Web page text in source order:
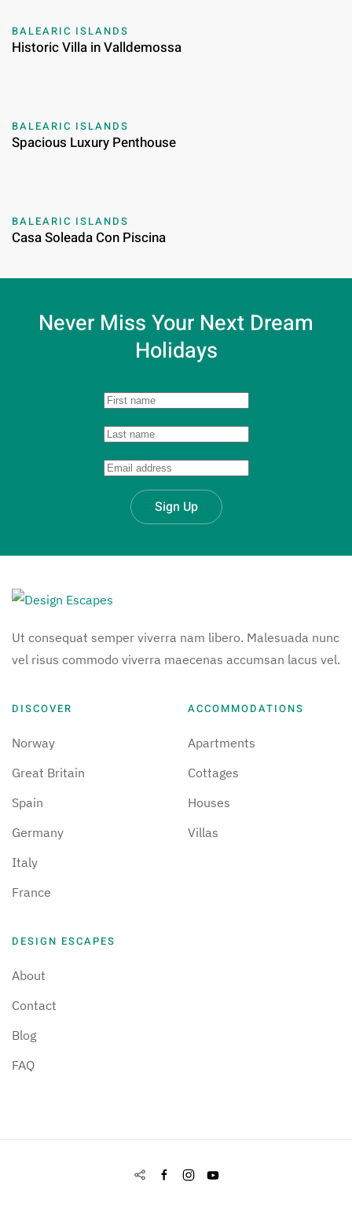
BALEARIC ISLANDS
Historic Villa in Valldemossa
BALEARIC ISLANDS
Spacious Luxury Penthouse
BALEARIC ISLANDS
Casa Soleada Con Piscina
Never Miss Your Next Dream
Holidays
Sign Up
Ut consequat semper viverra nam libero. Malesuada nunc
vel risus commodo viverra maecenas accumsan lacus vel.
DISCOVER
Norway
Great Britain
Spain
Germany
Italy
France
ACCOMMODATIONS
Apartments
Cottages
Houses
Villas
DESIGN ESCAPES
About
Contact
Blog
FAQ